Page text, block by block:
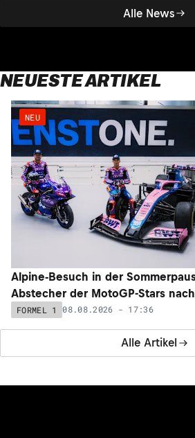
Alle News
NEUESTE ARTIKEL
Alle Artikel
NEU
Alpine-Besuch in der
Abstecher der MotoGP-Stars
FORMEL 1 08.08.2026 - 17:36